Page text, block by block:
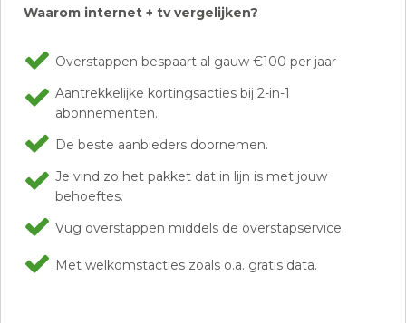
Waarom internet + tv vergelijken?
Overstappen bespaart al gauw €100 per jaar
Aantrekkelijke kortingsacties bij 2-in-1
abonnementen.
De beste aanbieders doornemen.
Je vind zo het pakket dat in lijn is met jouw
behoeftes.
Vug overstappen middels de overstapservice.
Met welkomstacties zoals o.a. gratis data.